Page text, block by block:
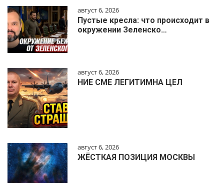
август 6, 2026
Пустые кресла: что происходит в
окружении Зеленско…
август 6, 2026
НИЕ СМЕ ЛЕГИТИМНА ЦЕЛ
август 6, 2026
ЖЁСТКАЯ ПОЗИЦИЯ МОСКВЫ